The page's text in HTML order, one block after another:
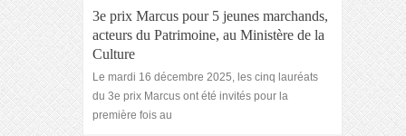
3e prix Marcus pour 5 jeunes marchands,
acteurs du Patrimoine, au Ministère de la
Culture
Le mardi 16 décembre 2025, les cinq lauréats
du 3e prix Marcus ont été invités pour la
première fois au